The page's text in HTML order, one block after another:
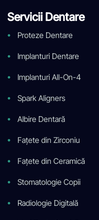
Servicii Dentare
Proteze Dentare
Implanturi Dentare
Implanturi All-On-4
Spark Aligners
Albire Dentară
Fațete din Zirconiu
Fațete din Ceramică
Stomatologie Copii
Radiologie Digitală